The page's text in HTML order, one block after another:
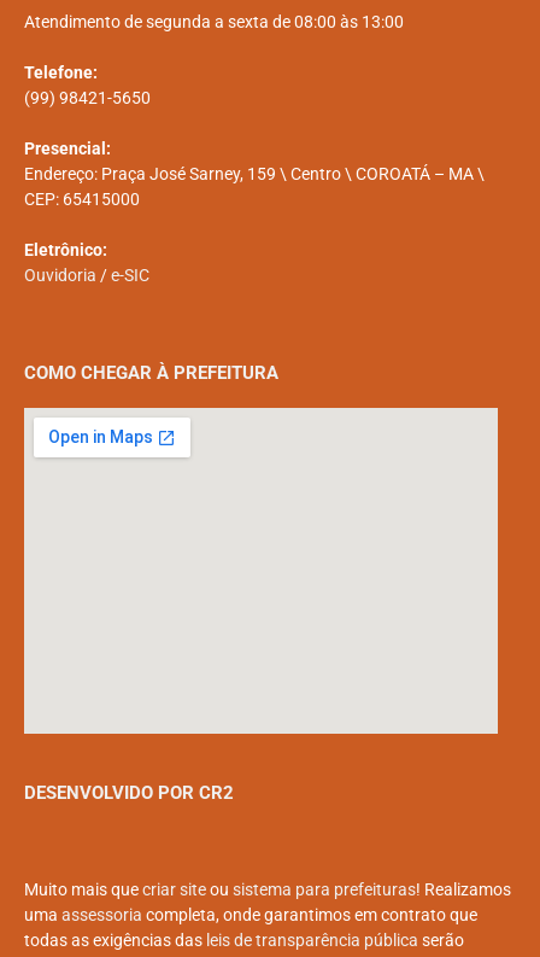
Atendimento de segunda a sexta de 08:00 às 13:00
Telefone:
(99) 98421-5650
Presencial:
Endereço: Praça José Sarney, 159 \ Centro \ COROATÁ – MA \
CEP: 65415000
Eletrônico:
Ouvidoria /e-SIC
COMO CHEGAR À PREFEITURA
DESENVOLVIDO POR CR2
Muito mais quecriar siteou sistema para prefeituras! Realizamos
uma assessoria completa, onde garantimos em contrato que
todas as exigências das leis de transparência pública serão